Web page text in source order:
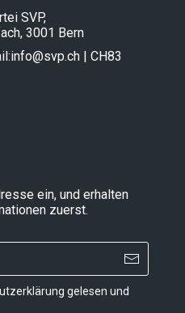
SVP,
3001 Bern
info@svp.ch | CH83
ein, und erhalten
zuerst.
gelesen und